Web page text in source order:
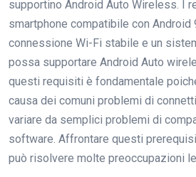
supportino Android Auto Wireless. I
smartphone compatibile con Android
connessione Wi-Fi stabile e un
possa supportare Android Auto
questi requisiti è fondamentale
causa dei comuni problemi di
variare da semplici problemi di
software. Affrontare questi
può risolvere molte preoccupazioni